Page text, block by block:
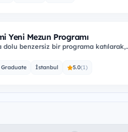
Yeni Mezun Programı
dolu benzersiz bir programa katılarak,
Graduate İstanbul 5.0(1)